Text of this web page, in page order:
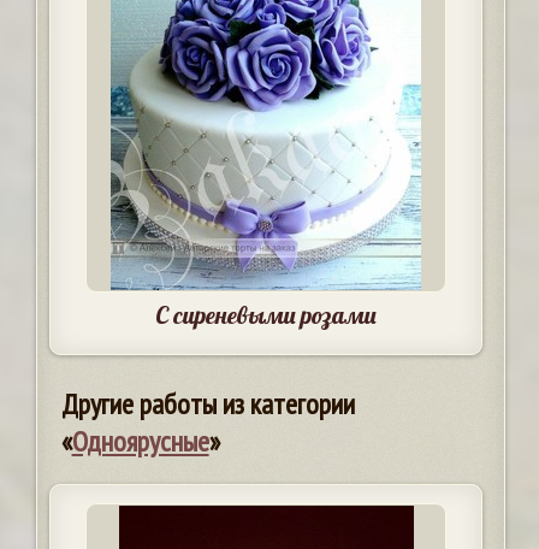
С сиреневыми розами
Другие работы из категории
«Одноярусные»